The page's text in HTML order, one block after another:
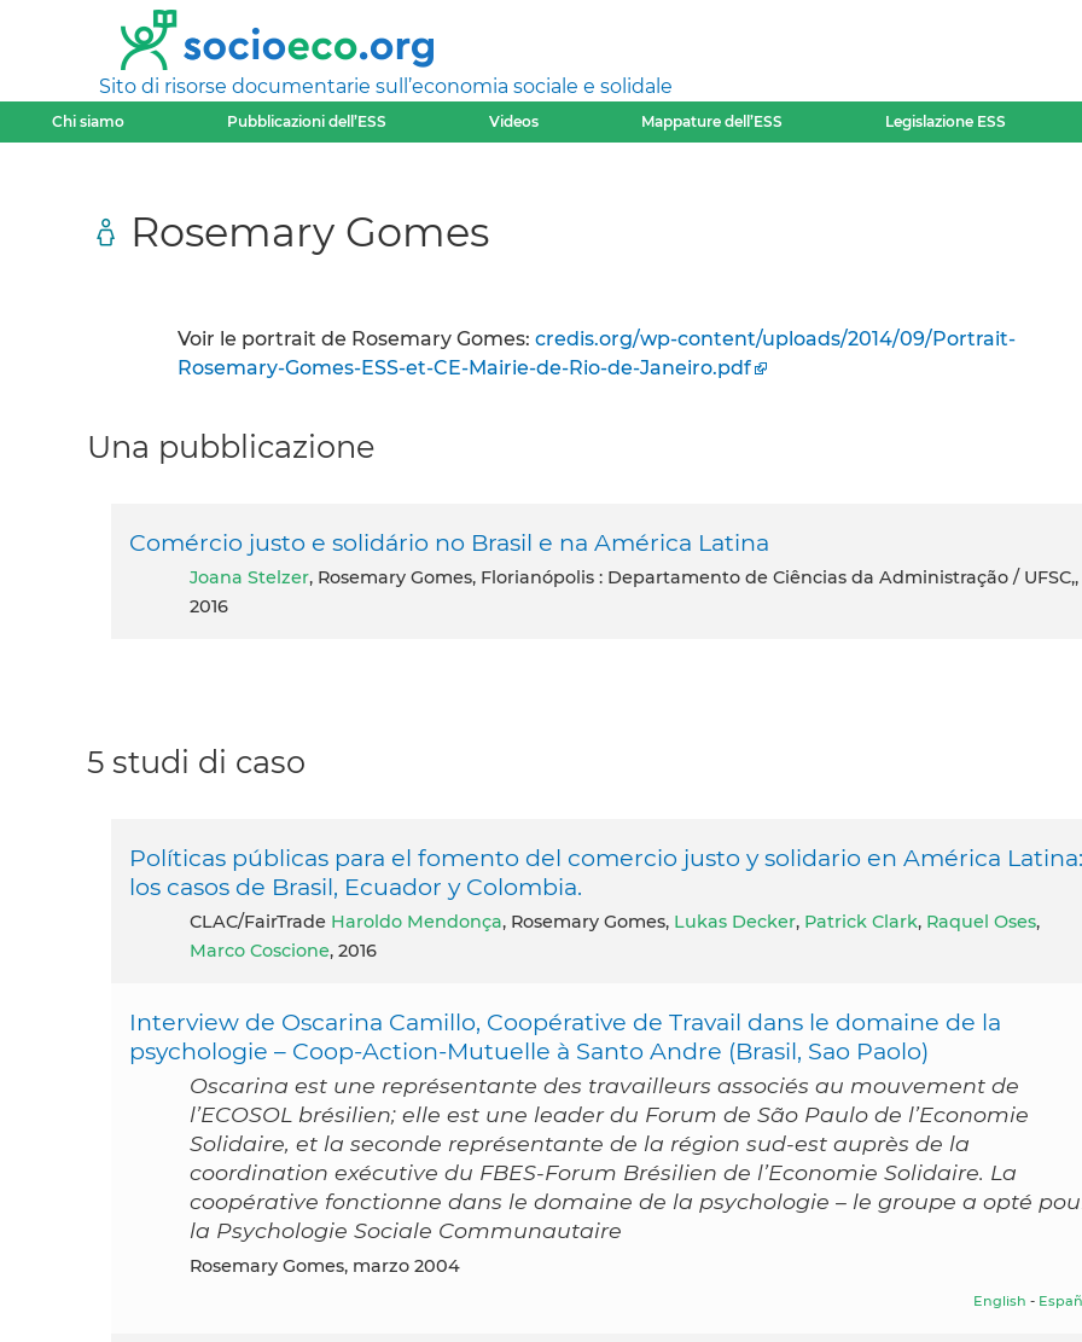
Sito di risorse documentarie sull’economia sociale e solidale
Chi siamo Pubblicazioni dell’ESS Videos Mappature dell’ESS Legislazione ESS
Rosemary Gomes
Voir le portrait de Rosemary Gomes: credis.org/wp-content/uploads/2014/09/Portrait-
Rosemary-Gomes-ESS-et-CE-Mairie-de-Rio-de-Janeiro.pdf
Una pubblicazione
Comércio justo e solidário no Brasil e na América Latina
Joana Stelzer, Rosemary Gomes, Florianópolis : Departamento de Ciências da Administração / UFSC,,
2016
5 studi di caso
Políticas públicas para el fomento del comercio justo y solidario en América Latina:
los casos de Brasil, Ecuador y Colombia.
CLAC/FairTrade Haroldo Mendonça, Rosemary Gomes, Lukas Decker, Patrick Clark, Raquel Oses,
Marco Coscione, 2016
Interview de Oscarina Camillo, Coopérative de Travail dans le domaine de la
psychologie – Coop-Action-Mutuelle à Santo Andre (Brasil, Sao Paolo)
Oscarina est une représentante des travailleurs associés au mouvement de
l’ECOSOL brésilien; elle est une leader du Forum de São Paulo de l’Economie
Solidaire, et la seconde représentante de la région sud-est auprès de la
coordination exécutive du FBES-Forum Brésilien de l’Economie Solidaire. La
coopérative fonctionne dans le domaine de la psychologie – le groupe a opté
la Psychologie Sociale Communautaire
Rosemary Gomes, marzo 2004
English -